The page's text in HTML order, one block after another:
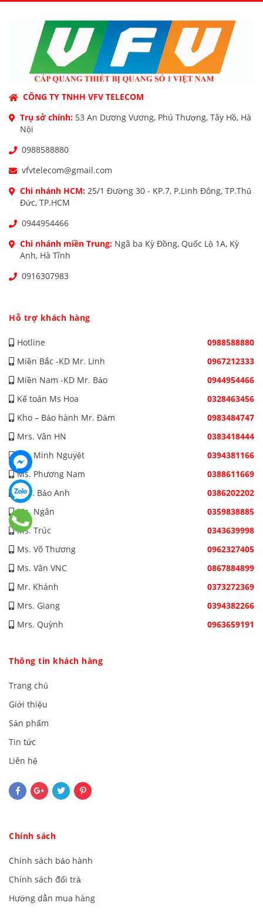
CÔNG TY TNHH VFV TELECOM
Trụ sở chính: 53 An Dương Vương, Phú Thượng, Tây Hồ, Hà
Nội
0988588880
vfvtelecom@gmail.com
Chi nhánh HCM: 25/1 Đường 30 - KP.7, P.Linh Đông, TP.Thủ
Đức, TP.HCM
0944954466
Chi nhánh miền Trung: Ngã ba Kỳ Đồng, Quốc Lộ 1A, Kỳ
Anh, Hà Tĩnh
0916307983
Hỗ trợ khách hàng
Hotline
0988588880
Miền Bắc -KD Mr. Linh
0967212333
Miền Nam -KD Mr. Bảo
0944954466
Kế toán Ms Hoa
0328463456
Kho – Bảo hành Mr. Đảm
0983484747
Mrs. Vân HN
0383418444
Ms. Minh Nguyệt
0394381166
Ms. Phương Nam
0388611669
Mrs. Bảo Anh
0386202202
Ms. Ngân
0359838885
Ms. Trúc
0343639998
Ms. Võ Thương
0962327405
Ms. Vân VNC
0867884899
Mr. Khánh
0373272369
Mrs. Giang
0394382266
Mrs. Quỳnh
0963659191
Thông tin khách hàng
Trang chủ
Giới thiệu
Sản phẩm
Tin tức
Liên hệ
Chính sách
Chính sách bảo hành
Chính sách đổi trả
Hướng dẫn mua hàng